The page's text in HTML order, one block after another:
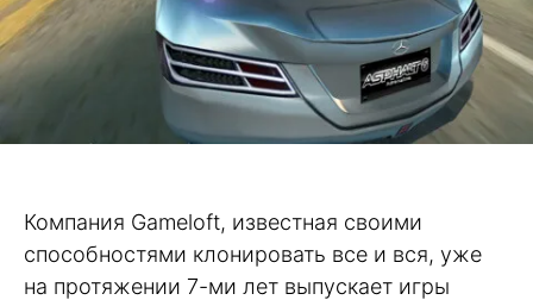
Компания Gameloft, известная своими
способностями клонировать все и вся, уже
на протяжении 7-ми лет выпускает игры